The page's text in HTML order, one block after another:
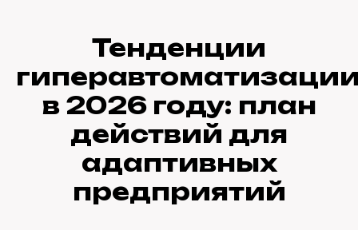
Тенденции
в 2026 году: план
действий для
адаптивных
предприятий